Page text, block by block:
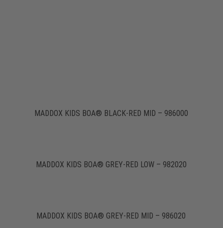
MADDOX KIDS BOA® BLACK-RED MID – 986000
MADDOX KIDS BOA® GREY-RED LOW – 982020
MADDOX KIDS BOA® GREY-RED MID – 986020